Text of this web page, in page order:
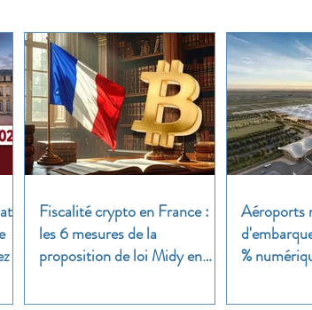
Fiscalité crypto en France :
les 6 mesures de la
proposition de loi Midy en
Aéroports
%
du